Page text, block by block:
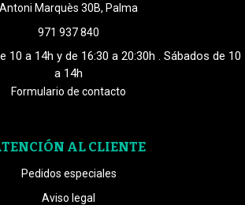
Antoni Marquès 30B, Palma
971 937 840
10 a 14h y de 16:30 a 20:30h . Sábados de 10
a 14h
Formulario de contacto
AL CLIENTE
Pedidos especiales
Aviso legal